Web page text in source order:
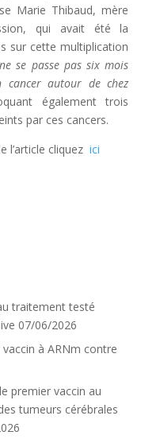
Marie Thibaud, mère
qui avait été la
sur cette multiplication
se passe pas six mois
cancer autour de chez
également trois
par ces cancers.
l’article cliquez ici
traitement testé
07/06/2026
à ARNm contre
premier vaccin au
tumeurs cérébrales